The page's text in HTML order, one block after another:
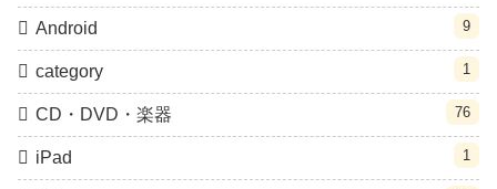
Android 9
category 1
CD・DVD・楽器 76
iPad 1